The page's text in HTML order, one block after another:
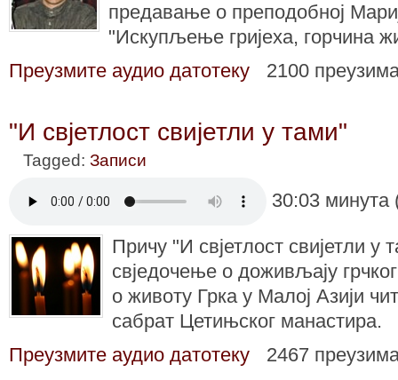
предавање о преподобној
"Искупљење гријеха, горчина
Преузмите аудио датотеку
2100
"И свјетлост свијетли у тами"
Tagged: Записи
30:03
Причу "И свјетлост свијетли у
свједочење о доживљају
о животу Грка у Малој Азији
сабрат Цетињског манастира.
Преузмите аудио датотеку
2467